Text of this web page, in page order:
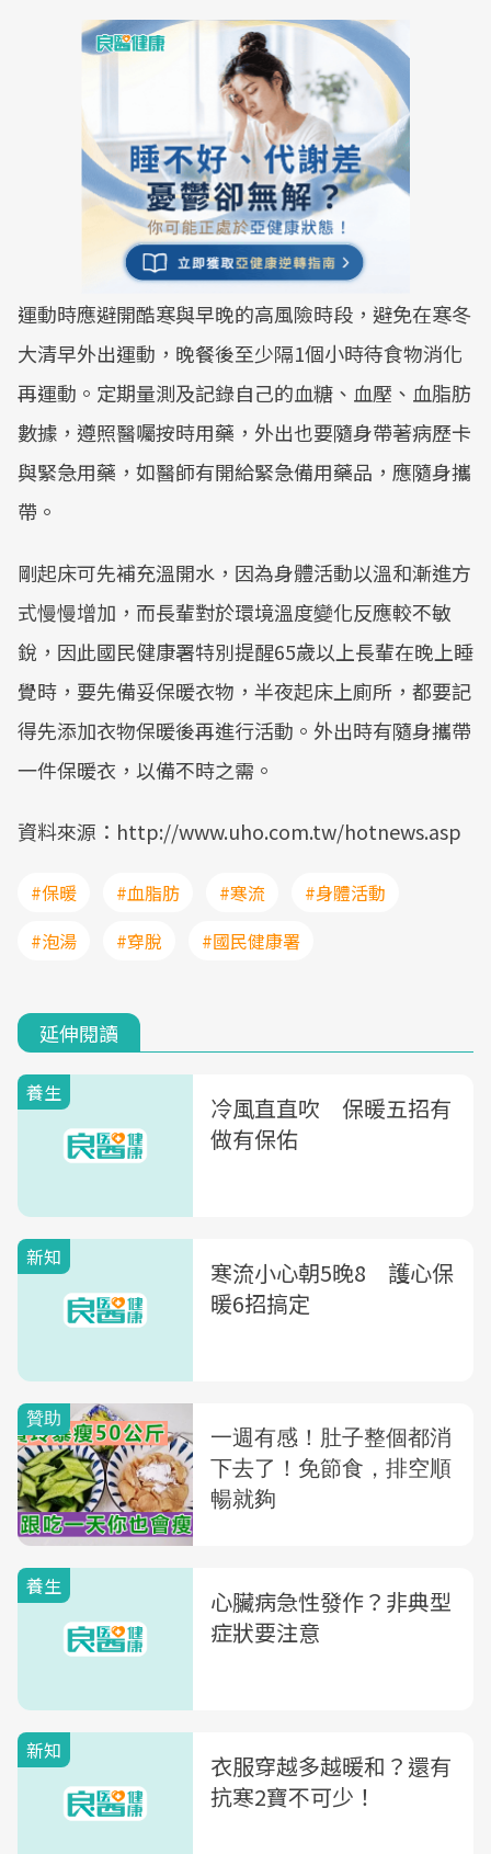
運動時應避開酷寒與早晚的高風險時段，避免在寒冬
大清早外出運動，晚餐後至少隔1個小時待食物消化
再運動。定期量測及記錄自己的血糖、血壓、血脂肪
數據，遵照醫囑按時用藥，外出也要隨身帶著病歷卡
與緊急用藥，如醫師有開給緊急備用藥品，應隨身攜
帶。
剛起床可先補充溫開水，因為身體活動以溫和漸進方
式慢慢增加，而長輩對於環境溫度變化反應較不敏
銳，因此國民健康署特別提醒65歲以上長輩在晚上睡
覺時，要先備妥保暖衣物，半夜起床上廁所，都要記
得先添加衣物保暖後再進行活動。外出時有隨身攜帶
一件保暖衣，以備不時之需。
資料來源：http://www.uho.com.tw/hotnews.asp
#保暖 #血脂肪 #寒流
#身體活動
#泡湯
#穿脫 #國民健康署
延伸閱讀
養生
冷風直直吹 保暖五招有
做有保佑
新知
寒流小心朝5晚8 護心保
暖6招搞定
養生
心臟病急性發作？非典型
症狀要注意
新知
衣服穿越多越暖和？還有
抗寒2寶不可少！